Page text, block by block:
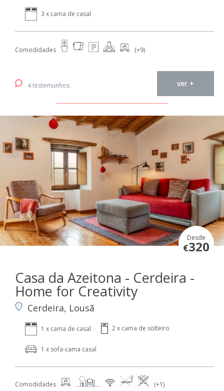
3 x cama de casal
Comodidades (+9)
4 testemunhos ver +
Desde
€320
Casa da Azeitona - Cerdeira -
Home for Creativity
Cerdeira, Lousã
1 x cama de casal 2 x cama de solteiro
1 x sofa-cama casal
Comodidades (+1)